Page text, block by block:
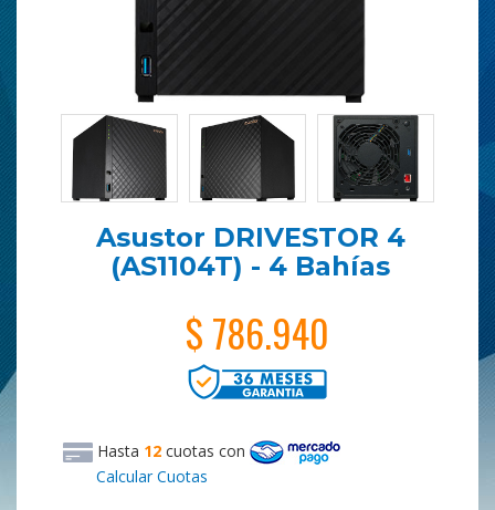
Asustor DRIVESTOR 4
(AS1104T) - 4 Bahías
$ 786.940
Hasta 12 cuotas con
Calcular Cuotas